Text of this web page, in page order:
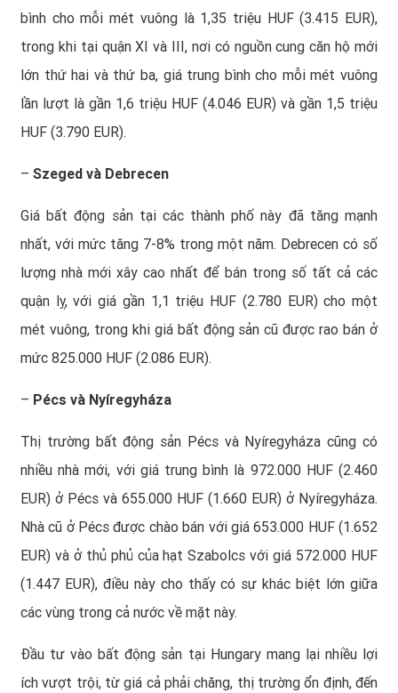
bình cho mỗi mét vuông là 1,35 triệu HUF (3.415 EUR),
trong khi tại quận XI và III, nơi có nguồn cung căn hộ mới
lớn thứ hai và thứ ba, giá trung bình cho mỗi mét vuông
lần lượt là gần 1,6 triệu HUF (4.046 EUR) và gần 1,5 triệu
HUF (3.790 EUR).
– Szeged và Debrecen
Giá bất động sản tại các thành phố này đã tăng mạnh
nhất, với mức tăng 7-8% trong một năm. Debrecen có số
lượng nhà mới xây cao nhất để bán trong số tất cả các
quận lỵ, với giá gần 1,1 triệu HUF (2.780 EUR) cho một
mét vuông, trong khi giá bất động sản cũ được rao bán ở
mức 825.000 HUF (2.086 EUR).
– Pécs và Nyíregyháza
Thị trường bất động sản Pécs và Nyíregyháza cũng có
nhiều nhà mới, với giá trung bình là 972.000 HUF (2.460
EUR) ở Pécs và 655.000 HUF (1.660 EUR) ở Nyíregyháza.
Nhà cũ ở Pécs được chào bán với giá 653.000 HUF (1.652
EUR) và ở thủ phủ của hạt Szabolcs với giá 572.000 HUF
(1.447 EUR), điều này cho thấy có sự khác biệt lớn giữa
các vùng trong cả nước về mặt này.
Đầu tư vào bất động sản tại Hungary mang lại nhiều lợi
ích vượt trội, từ giá cả phải chăng, thị trường ổn định, đến